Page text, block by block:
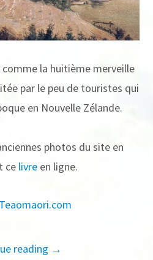
la huitième merveille
par le peu de touristes qui
en Nouvelle Zélande.
photos du site en
ce livre en ligne.
Teaomaori.com
reading →